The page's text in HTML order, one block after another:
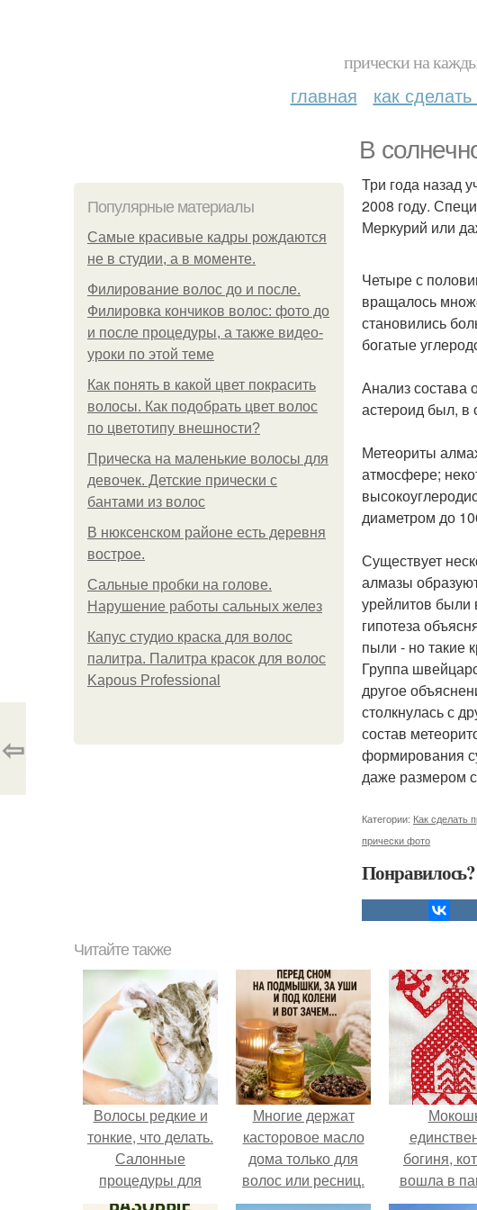
прически на
главная как
В
Популярные материалы
Самые красивые кадры рождаются
не в студии, а в моменте.
Филирование волос до и после.
Филировка кончиков волос: фото до
и после процедуры, а также видео-
уроки по этой теме
Как понять в какой цвет покрасить
волосы. Как подобрать цвет волос
по цветотипу внешности?
Прическа на маленькие волосы для
девочек. Детские прически с
бантами из волос
В нюксенском районе есть деревня
вострое.
Сальные пробки на голове.
Нарушение работы сальных желез
Капус студио краска для волос
палитра. Палитра красок для волос
Kapous Professional
Три года назад
2008 году.
Меркурий или
Четыре с
вращалось
становились
богатые
Анализ состава
астероид был, в
Метеориты
атмосфере;
диаметром до
Существует
алмазы
урейлитов были
гипотеза
пыли - но такие
Группа
другое
столкнулась с
состав
формирования
даже размером
Категории: Как сделать
прически фото
⇦
Читайте также
Волосы редкие и
тонкие, что делать.
Салонные
процедуры для
редких волос
Многие держат
касторовое масло
дома только для
волос или ресниц.
богиня,
вошла в
князя